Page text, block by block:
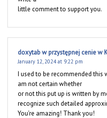
little comment to support you.
doxytab w przystępnej cenie w
January 12, 2024 at 9:22 pm
I used to be recommended this
am not certain whether
or not this put up is written by
recognize such detailed
You’re amazing! Thank you!